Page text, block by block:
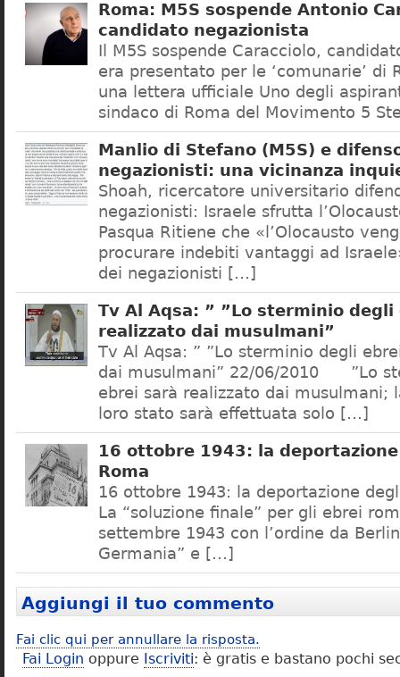
Roma: M5S sospende Antonio
candidato negazionista
Il M5S sospende Caracciolo,
era presentato per le ‘comunarie’ di
una lettera ufficiale Uno degli
sindaco di Roma del Movimento 5
Manlio di Stefano (M5S) e
negazionisti: una vicinanza
Shoah, ricercatore universitario
negazionisti: Israele sfrutta
Pasqua Ritiene che «l’Olocausto
procurare indebiti vantaggi ad
dei negazionisti […]
Tv Al Aqsa: ” ”Lo sterminio degli
realizzato dai musulmani”
Tv Al Aqsa: ” ”Lo sterminio degli
dai musulmani” 22/06/2010 ”Lo
ebrei sarà realizzato dai musulmani;
loro stato sarà effettuata solo […]
16 ottobre 1943: la
Roma
16 ottobre 1943: la deportazione
La “soluzione finale” per gli ebrei
settembre 1943 con l’ordine da
Germania” e […]
Aggiungi il tuo commento
Fai clic qui per annullare la risposta.
Fai Login oppure Iscriviti: è gratis e bastano pochi